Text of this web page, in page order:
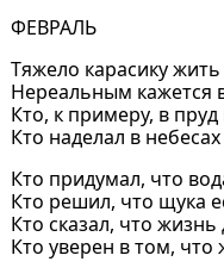
ФЕВРАЛЬ
Тяжело карасику жить
Нереальным кажется
Кто, к примеру, в
Кто наделал в
Кто придумал, что
Кто решил, что щука
Кто сказал, что
Кто уверен в том,